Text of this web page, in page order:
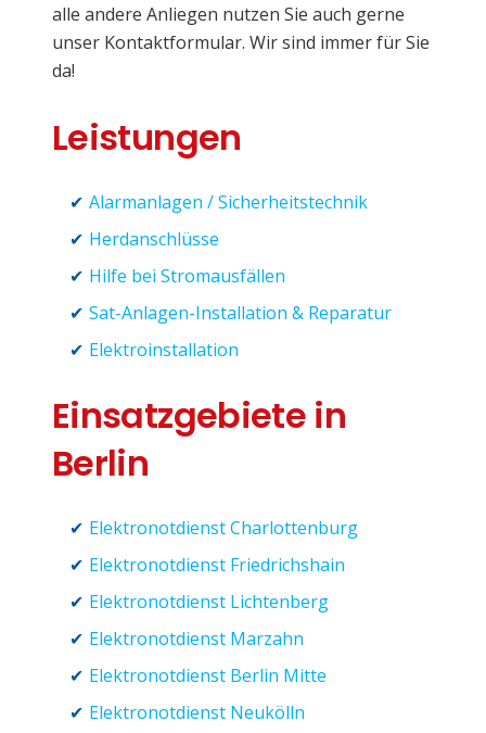
alle andere Anliegen nutzen Sie auch gerne
unser Kontaktformular. Wir sind immer für Sie
da!
Leistungen
Alarmanlagen / Sicherheitstechnik
Herdanschlüsse
Hilfe bei Stromausfällen
Sat-Anlagen-Installation & Reparatur
Elektroinstallation
Einsatzgebiete in
Berlin
Elektronotdienst Charlottenburg
Elektronotdienst Friedrichshain
Elektronotdienst Lichtenberg
Elektronotdienst Marzahn
Elektronotdienst Berlin Mitte
Elektronotdienst Neukölln